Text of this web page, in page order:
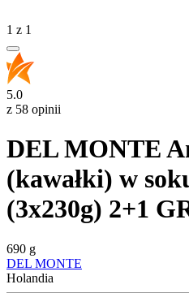
1 z 1
5.0
z 58 opinii
DEL MONTE
(kawałki) w
(3x230g) 2+1
690 g
DEL MONTE
Holandia